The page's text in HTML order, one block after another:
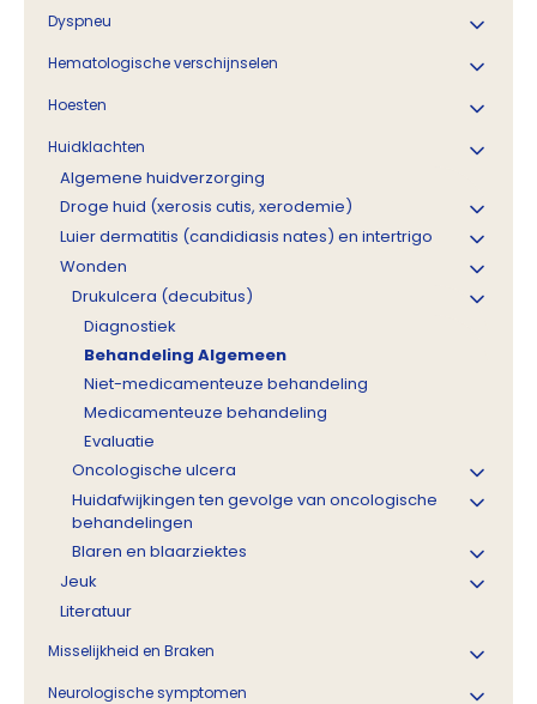
Dyspneu
Hematologische verschijnselen
Hoesten
Huidklachten
Algemene huidverzorging
Droge huid (xerosis cutis, xerodemie)
Luier dermatitis (candidiasis nates) en intertrigo
Wonden
Drukulcera (decubitus)
Diagnostiek
Behandeling Algemeen
Niet-medicamenteuze behandeling
Medicamenteuze behandeling
Evaluatie
Oncologische ulcera
Huidafwijkingen ten gevolge van oncologische
behandelingen
Blaren en blaarziektes
Jeuk
Literatuur
Misselijkheid en Braken
Neurologische symptomen